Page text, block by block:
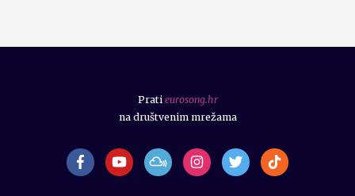
Prati eurosong.hr
na društvenim mrežama